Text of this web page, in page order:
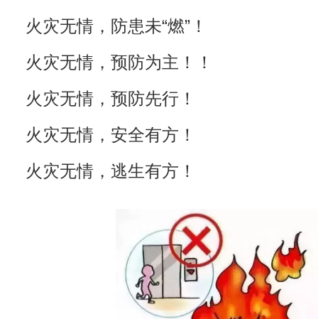
火灾无情，防患未“燃”！
火灾无情，预防为主！！
火灾无情，预防先行！
火灾无情，安全有方！
火灾无情，逃生有方！